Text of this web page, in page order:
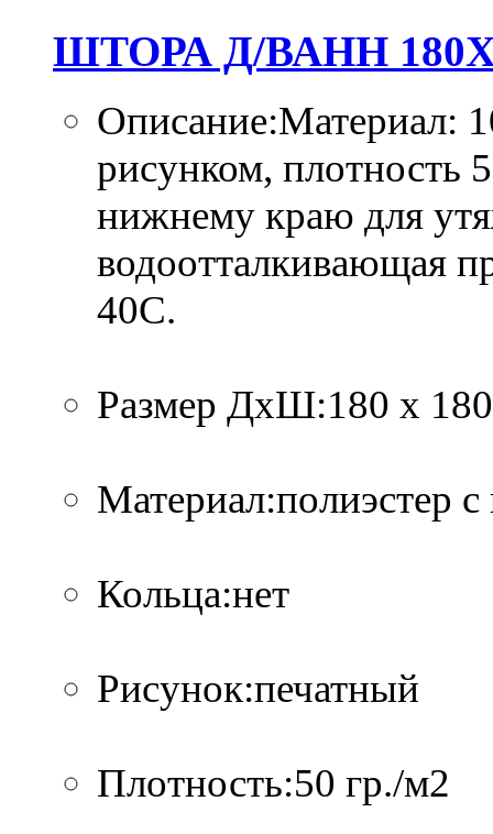
ШТОРА Д/ВАНН
Описание:Материал:
рисунком, плотность
нижнему краю для
водоотталкивающая
40C.
Размер ДхШ:180 х
Материал:полиэстер
Кольца:нет
Рисунок:печатный
Плотность:50 гр./м2